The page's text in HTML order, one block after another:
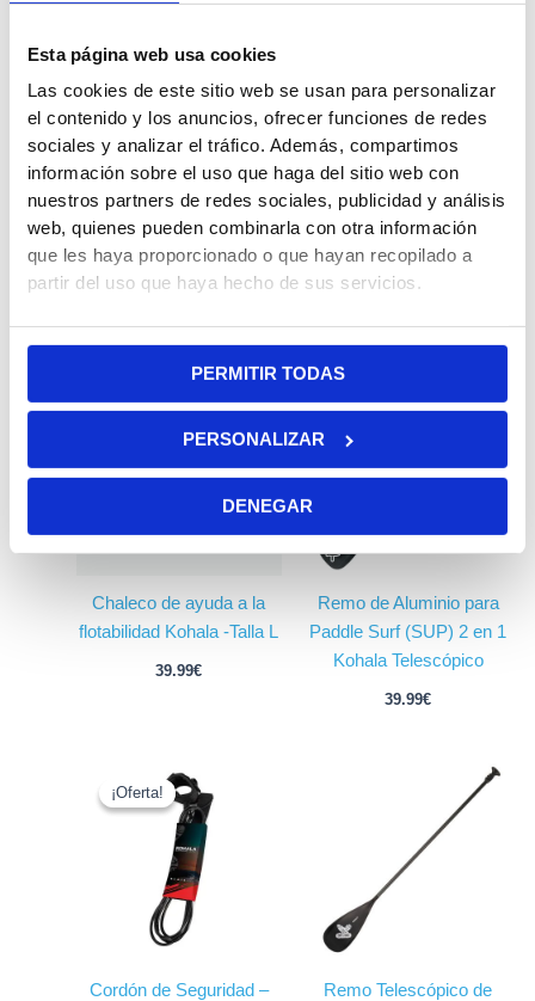
Esta página web usa cookies
Las cookies de este sitio web se usan para personalizar
el contenido y los anuncios, ofrecer funciones de redes
sociales y analizar el tráfico. Además, compartimos
información sobre el uso que haga del sitio web con
nuestros partners de redes sociales, publicidad y análisis
web, quienes pueden combinarla con otra información
que les haya proporcionado o que hayan recopilado a
partir del uso que haya hecho de sus servicios.
PERMITIR TODAS
PERSONALIZAR
DENEGAR
Material: Carbono
La mercancía recibida debe ser revisada por el cliente en el
mismo momento en que la agencia de transporte realiza la
entrega.En caso de recibir la mercancía en mal estado, debe
reflejarse e el albarán de entrega que se firma al transportista,
indicando «Daños aparentes» además de comunicarlo en un
plazo de 24 horas al email ventas@devessport.com
Peso 1.4 kg
Quizás te interesen estos fantásticos
productos
Chaleco de ayuda a la
flotabilidad Kohala -Talla L
39.99€
Remo de Aluminio para
Paddle Surf (SUP) 2 en 1
Kohala Telescópico
39.99€
¡Oferta!
¡Oferta!
Cordón de Seguridad –
precio
original
era:
19.99€.
Remo Telescópico de